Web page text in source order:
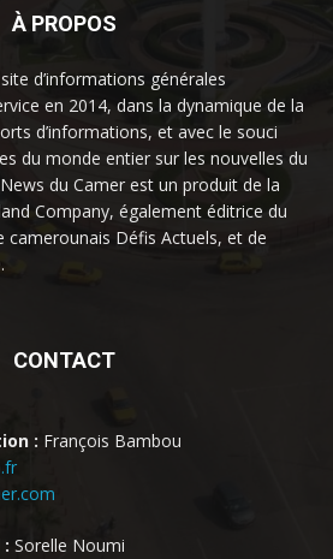
À PROPOS
d’informations générales
en 2014, dans la dynamique de la
d’informations, et avec le souci
du monde entier sur les nouvelles du
du Camer est un produit de la
Company, également éditrice du
camerounais Défis Actuels, et de
CONTACT
: François Bambou
Sorelle Noumi